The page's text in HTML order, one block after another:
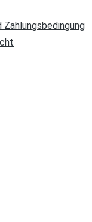
Zahlungsbedingung